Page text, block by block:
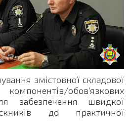
змістовної складової
обов’язкових
забезпечення швидкої
до практичної